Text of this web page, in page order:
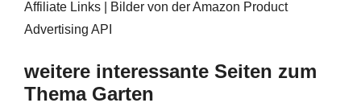
Affiliate Links | Bilder von der Amazon Product
Advertising API
weitere interessante Seiten zum
Thema Garten